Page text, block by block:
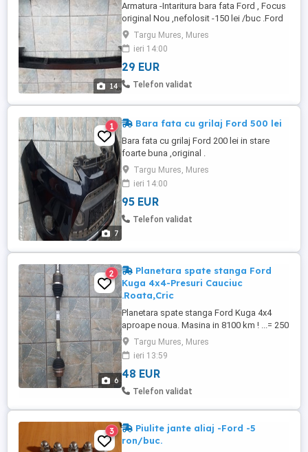
14
Armatura -Intaritura bara fata Ford , Focus
original Nou ,nefolosit -150 lei /buc .Ford
Focus . - Piesa originala Ford !
Targu Mures, Mures
ieri 14:00
29 EUR
Telefon validat
7
1 Bara fata cu grilaj Ford 500 lei
Bara fata cu grilaj Ford 200 lei in stare
foarte buna ,original .
Targu Mures, Mures
ieri 14:00
95 EUR
Telefon validat
6
2
Planetara spate stanga Ford
Kuga 4x4-Presuri Cauciuc
.Roata,Cric
Planetara spate stanga Ford Kuga 4x4
aproape noua. Masina in 8100 km ! ...= 250
lei -Presuri cauciuc Ford Kuga original
noua = 150 lei -Cric Auto Ford Kuga cu
cheie si plastic noua =150 lei -Inel de
tractare Ford Kuga noua =50 lei -
Despartitor Portbagaj original Ford Kuga
Targu Mures, Mures
ieri 13:59
48 EUR
Telefon validat
3
Piulite jante aliaj -Ford -5
ron/buc.